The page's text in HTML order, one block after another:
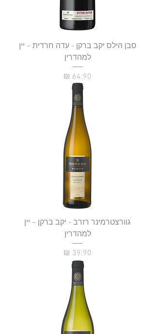
סבן הילס יקב ברקן - עדה חרדית – יין
למהדרין
מחיר
גוורצטרמינר רזרב - יקב ברקן – יין
למהדרין
מחיר